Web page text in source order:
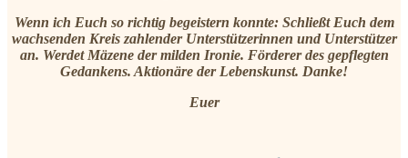
Wenn ich Euch so richtig begeistern konnte: Schließt Euch dem
wachsenden Kreis zahlender Unterstützerinnen und Unterstützer
an. Werdet Mäzene der milden Ironie. Förderer des gepflegten
Gedankens. Aktionäre der Lebenskunst. Danke!
Euer